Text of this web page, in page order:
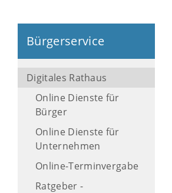
Bürgerservice
Digitales Rathaus
Online Dienste für
Bürger
Online Dienste für
Unternehmen
Online-Terminvergabe
Ratgeber -